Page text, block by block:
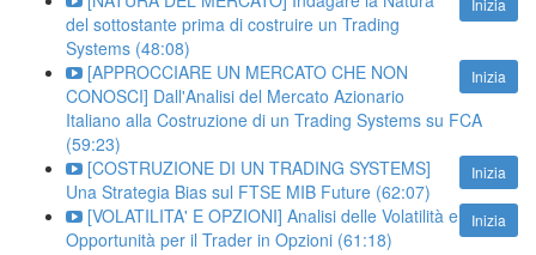
del sottostante prima di costruire un Trading
Systems (48:08)
Inizia
[APPROCCIARE UN MERCATO CHE NON
CONOSCI] Dall'Analisi del Mercato Azionario
Italiano alla Costruzione di un Trading Systems su FCA
(59:23)
Inizia
[COSTRUZIONE DI UN TRADING SYSTEMS]
Una Strategia Bias sul FTSE MIB Future (62:07)
Inizia
[VOLATILITA' E OPZIONI] Analisi delle Volatilità e
Opportunità per il Trader in Opzioni (61:18)